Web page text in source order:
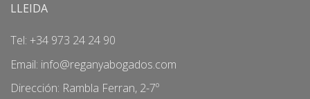
LLEIDA
Tel: +34 973 24 24 90
Email: info@reganyabogados.com
Dirección: Rambla Ferran, 2-7º